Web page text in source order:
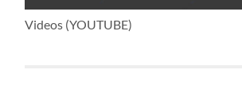
Videos (YOUTUBE)